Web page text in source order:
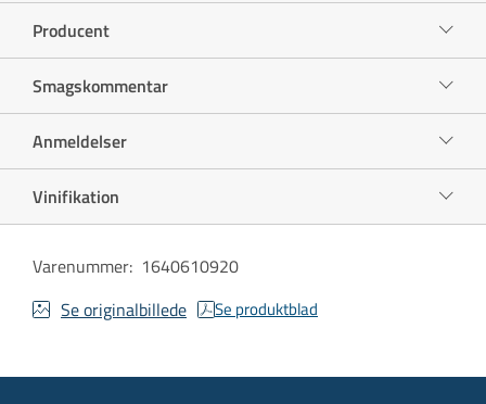
Producent
Smagskommentar
Anmeldelser
Vinifikation
Varenummer: 1640610920
Se originalbillede
Se produktblad